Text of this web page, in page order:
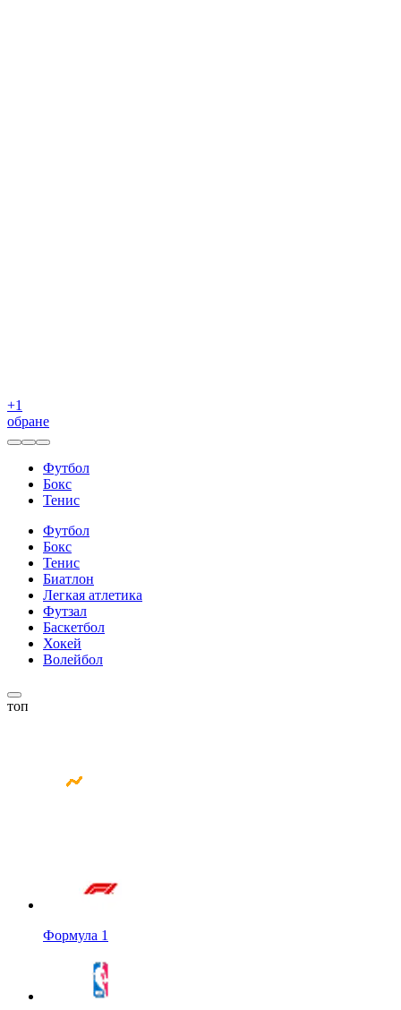
+1
обране
Футбол
Бокс
Тенис
Футбол
Бокс
Тенис
Биатлон
Легкая атлетика
Футзал
Баскетбол
Хокей
Волейбол
топ
Формула 1